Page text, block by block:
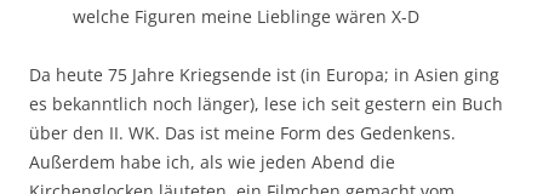
welche Figuren meine Lieblinge wären X-D
Da heute 75 Jahre Kriegsende ist (in Europa; in Asien ging
es bekanntlich noch länger), lese ich seit gestern ein Buch
über den II. WK. Das ist meine Form des Gedenkens.
Außerdem habe ich, als wie jeden Abend die